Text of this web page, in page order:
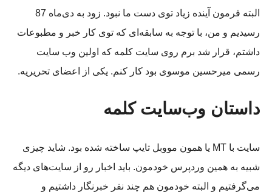
البته فرمون آینده زیاد توی دست ما نبود. زود به دی‌ماه 87
رسیدیم و من، با توجه به سابقه‌ای که توی کار خبر و مطبوعات
داشتم، قرار شد برم روی سایت کلمه که اولین وب سایت
رسمی میرحسین موسوی بود کار کنم. یکی از اعضای تحریریه.
داستان وب‌سایت کلمه
سایت با MT یا همون مووبل تایپ ساخته شده بود. شاید چیزی
شبیه به همین وردپرس خودمون. باید اخبار رو از سایت‌های دیگه
می‌گرفتیم و البته خودمون هم چند نفر خبرنگار داشتیم و